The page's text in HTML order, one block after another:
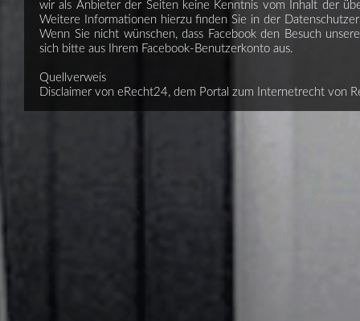
wir als Anbieter der Seiten keine Kenntnis vom Inhalt der
Weitere Informationen hierzu finden Sie in der
Wenn Sie nicht wünschen, dass Facebook den Besuch
sich bitte aus Ihrem Facebook-Benutzerkonto aus.
Quellverweis
Disclaimer von eRecht24, dem Portal zum Internetrecht von